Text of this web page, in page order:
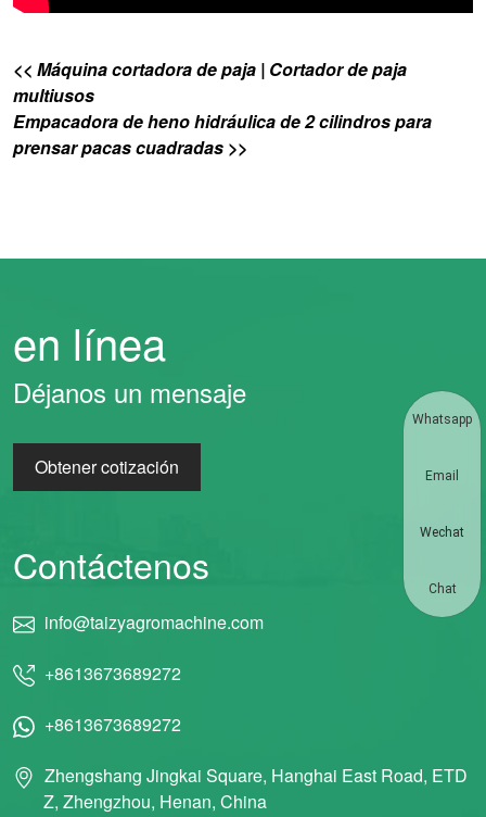
<< Máquina cortadora de paja | Cortador de paja
multiusos
Empacadora de heno hidráulica de 2 cilindros para
prensar pacas cuadradas >>
en línea
Déjanos un mensaje
Obtener cotización
Contáctenos
info@taizyagromachine.com
+8613673689272
+8613673689272
Zhengshang Jingkai Square, Hanghai East Road, ETD
Z, Zhengzhou, Henan, China
Whatsapp
Email
Wechat
Chat